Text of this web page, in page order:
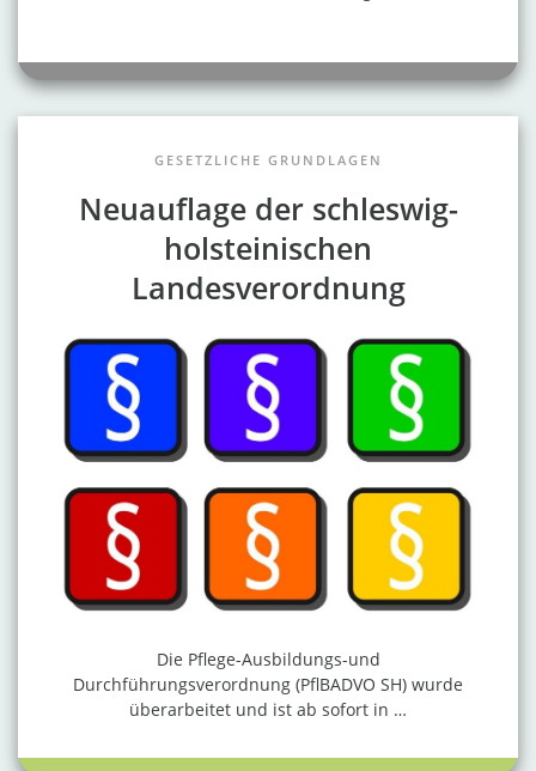
GESETZLICHE GRUNDLAGEN
Neuauflage der schleswig-
holsteinischen
Landesverordnung
Die Pflege-Ausbildungs-und
Durchführungsverordnung (PflBADVO SH) wurde
überarbeitet und ist ab sofort in …